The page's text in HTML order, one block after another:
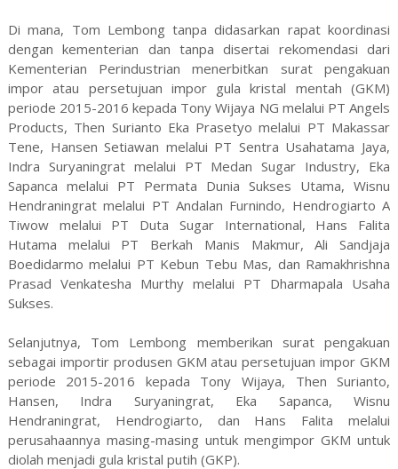
Di mana, Tom Lembong tanpa didasarkan rapat koordinasi
dengan kementerian dan tanpa disertai rekomendasi dari
Kementerian Perindustrian menerbitkan surat pengakuan
impor atau persetujuan impor gula kristal mentah (GKM)
periode 2015-2016 kepada Tony Wijaya NG melalui PT Angels
Products, Then Surianto Eka Prasetyo melalui PT Makassar
Tene, Hansen Setiawan melalui PT Sentra Usahatama Jaya,
Indra Suryaningrat melalui PT Medan Sugar Industry, Eka
Sapanca melalui PT Permata Dunia Sukses Utama, Wisnu
Hendraningrat melalui PT Andalan Furnindo, Hendrogiarto A
Tiwow melalui PT Duta Sugar International, Hans Falita
Hutama melalui PT Berkah Manis Makmur, Ali Sandjaja
Boedidarmo melalui PT Kebun Tebu Mas, dan Ramakhrishna
Prasad Venkatesha Murthy melalui PT Dharmapala Usaha
Sukses.
Selanjutnya, Tom Lembong memberikan surat pengakuan
sebagai importir produsen GKM atau persetujuan impor GKM
periode 2015-2016 kepada Tony Wijaya, Then Surianto,
Hansen, Indra Suryaningrat, Eka Sapanca, Wisnu
Hendraningrat, Hendrogiarto, dan Hans Falita melalui
perusahaannya masing-masing untuk mengimpor GKM untuk
diolah menjadi gula kristal putih (GKP).